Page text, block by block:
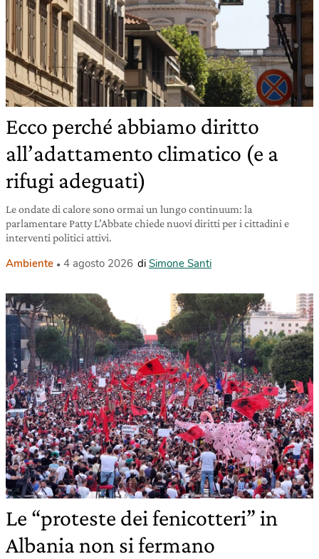
Ecco perché abbiamo diritto
all’adattamento climatico (e a
rifugi adeguati)
Le ondate di calore sono ormai un lungo continuum: la
parlamentare Patty L’Abbate chiede nuovi diritti per i cittadini e
interventi politici attivi.
Ambiente 4 agosto 2026 di Simone Santi
Le “proteste dei fenicotteri” in
Albania non si fermano